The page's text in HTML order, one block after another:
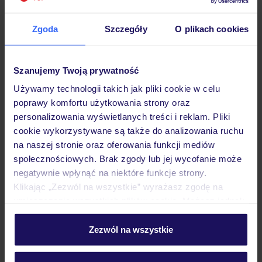
Zgoda Szczegóły O plikach cookies
Szanujemy Twoją prywatność
Używamy technologii takich jak pliki cookie w celu
poprawy komfortu użytkowania strony oraz
personalizowania wyświetlanych treści i reklam. Pliki
cookie wykorzystywane są także do analizowania ruchu
na naszej stronie oraz oferowania funkcji mediów
społecznościowych. Brak zgody lub jej wycofanie może
negatywnie wpłynąć na niektóre funkcje strony.
Klikając „Zezwól na wszystkie” wyrażasz zgodę na
personalizować swój wybór wchodząc w zakładkę
Szczegółowe informacje o plikach cookie znajdziesz
Zezwól na wszystkie
Pokoje
Wyżywienie
Atrakcje
Ważne informacje